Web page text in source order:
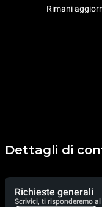
Rimani
Dettagli di
Richieste generali
Scrivici, ti risponderemo